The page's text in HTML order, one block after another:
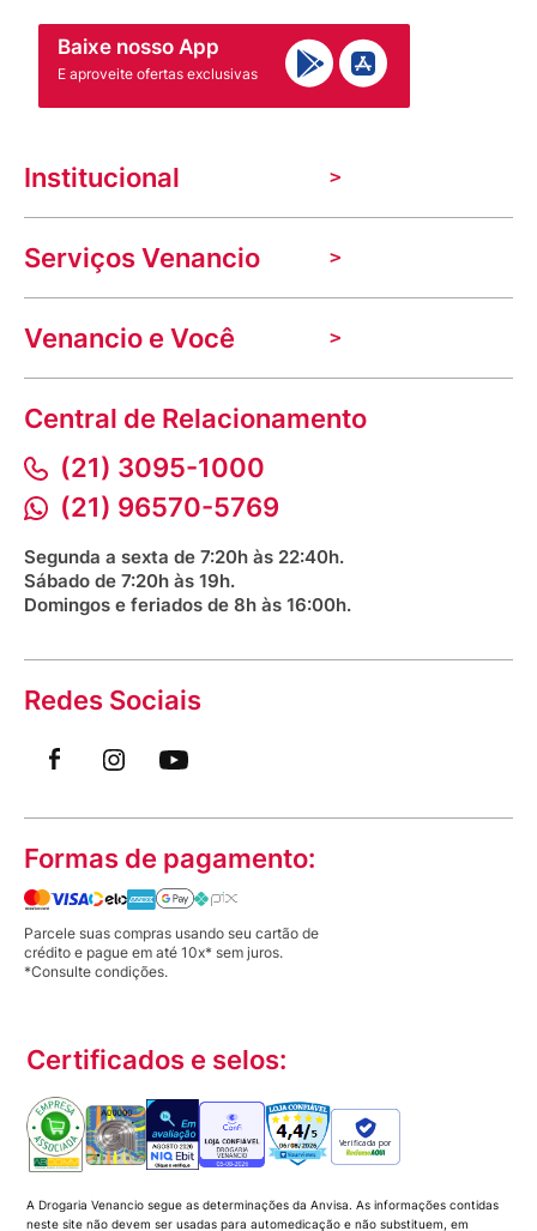
Baixe nosso App
E aproveite ofertas exclusivas
Institucional
A Venancio
Trabalhe Conosco
Nossas lojas
Indique seu imóvel
Aniversário Venancio 2025
Serviços Venancio
Troca e devolução
Mecânica de promoções
Dúvidas frequentes
Prazos e entregas
Bioimpedância Gratuita
Venancio e Você
VClube - Programa de fidelidade
Fale com o farmacêutico
Fale conosco
Procon RJ
Saúde na praça
Central de Relacionamento
(21) 3095-1000
(21) 96570-5769
Segunda a sexta de 7:20h às 22:40h.
Sábado de 7:20h às 19h.
Domingos e feriados de 8h às 16:00h.
Redes Sociais
Formas de pagamento:
Parcele suas compras usando seu cartão de
crédito e pague em até 10x* sem juros.
*Consulte condições.
Certificados e selos:
Verificada por
A Drogaria Venancio segue as determinações da Anvisa. As informações contidas
neste site não devem ser usadas para automedicação e não substituem, em